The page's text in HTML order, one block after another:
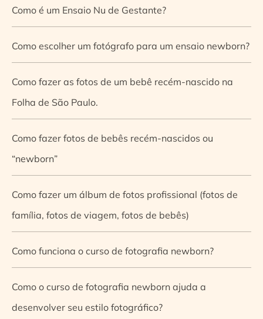
Como é um Ensaio Nu de Gestante?
Como escolher um fotógrafo para um ensaio newborn?
Como fazer as fotos de um bebê recém-nascido na
Folha de São Paulo.
Como fazer fotos de bebês recém-nascidos ou
“newborn”
Como fazer um álbum de fotos profissional (fotos de
família, fotos de viagem, fotos de bebês)
Como funciona o curso de fotografia newborn?
Como o curso de fotografia newborn ajuda a
desenvolver seu estilo fotográfico?